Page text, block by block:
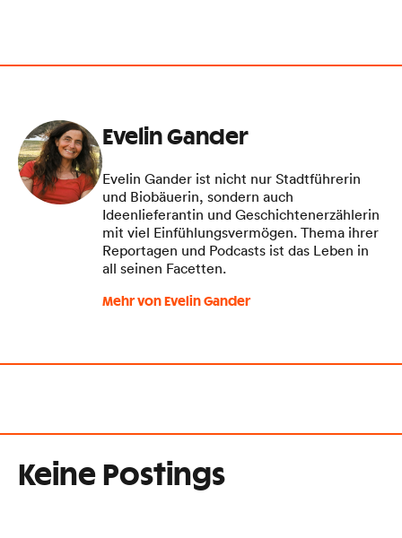
Evelin Gander
Evelin Gander ist nicht nur Stadtführerin
und Biobäuerin, sondern auch
Ideenlieferantin und Geschichtenerzählerin
mit viel Einfühlungsvermögen. Thema ihrer
Reportagen und Podcasts ist das Leben in
all seinen Facetten.
Mehr von Evelin Gander
Keine Postings